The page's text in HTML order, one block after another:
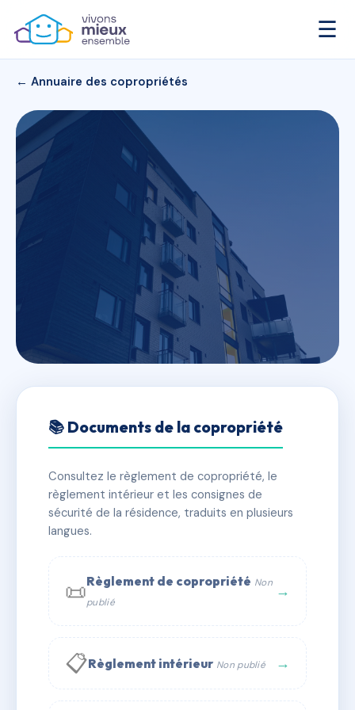
☰
← Annuaire des copropriétés
SDC MANSEILLE S
✓ Immatriculée 🏠 57 lots 🏗 1 bâtiment(s)
📞 Contacter Syndic Digital
📚 Documents de la copropriété
Consultez le règlement de copropriété, le
règlement intérieur et les consignes de
sécurité de la résidence, traduits en plusieurs
langues.
📜Règlement de copropriété Non
publié
→
📋Règlement intérieur Non publié →